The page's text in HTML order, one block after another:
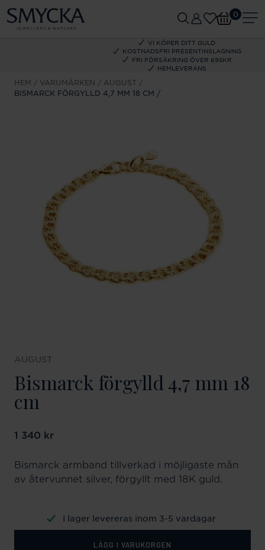
VI KÖPER DITT GULD
KOSTNADSFRI PRESENTINSLAGNING
FRI FÖRSÄKRING ÖVER 695KR
HEMLEVERANS
0
HEM VARUMÄRKEN
AUGUST
BISMARCK FÖRGYLLD 4,7 MM 18 CM
AUGUST
Bismarck förgylld 4,7 mm 18
cm
Pris:1 340 kr
1 340 kr
Bismarck armband tillverkad i möjligaste mån
av återvunnet silver, förgyllt med 18K guld.
I lager levereras inom 3-5 vardagar
LÄGG I VARUKORGEN